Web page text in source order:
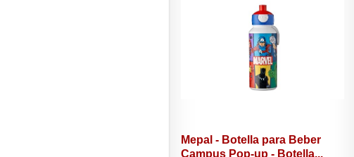
Mepal - Botella para Beber
Campus Pop-up - Botella...